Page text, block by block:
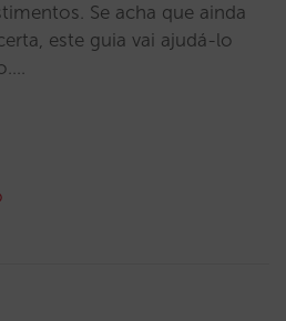
Se acha que ainda
este guia vai ajudá-lo